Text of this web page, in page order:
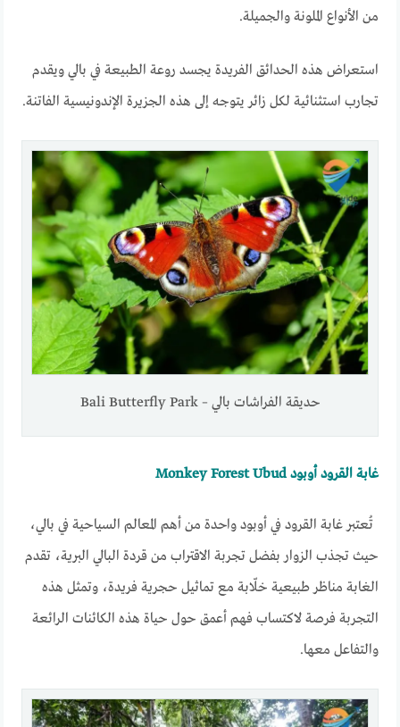
من الأنواع الملونة والجميلة.
استعراض هذه الحدائق الفريدة يجسد روعة الطبيعة في بالي ويقدم
تجارب استثنائية لكل زائر يتوجه إلى هذه الجزيرة الإندونيسية الفاتنة.
حديقة الفراشات بالي – Bali Butterfly Park
غابة القرود أوبود Monkey Forest Ubud
تُعتبر غابة القرود في أوبود واحدة من أهم المعالم السياحية في بالي،
حيث تجذب الزوار بفضل تجربة الاقتراب من قردة البالي البرية، تقدم
الغابة مناظر طبيعية خلّابة مع تماثيل حجرية فريدة، وتمثل هذه
التجربة فرصة لاكتساب فهم أعمق حول حياة هذه الكائنات الرائعة
والتفاعل معها.